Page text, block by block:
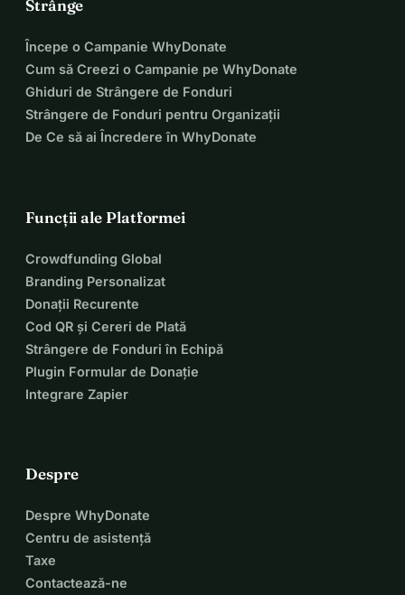
Strânge
Începe o Campanie WhyDonate
Cum să Creezi o Campanie pe WhyDonate
Ghiduri de Strângere de Fonduri
Strângere de Fonduri pentru Organizații
De Ce să ai Încredere în WhyDonate
Funcții ale Platformei
Crowdfunding Global
Branding Personalizat
Donații Recurente
Cod QR și Cereri de Plată
Strângere de Fonduri în Echipă
Plugin Formular de Donație
Integrare Zapier
Despre
Despre WhyDonate
Centru de asistență
Taxe
Contactează-ne